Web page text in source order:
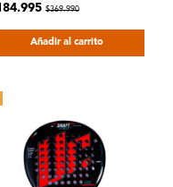
$369.990
Añadir al carrito